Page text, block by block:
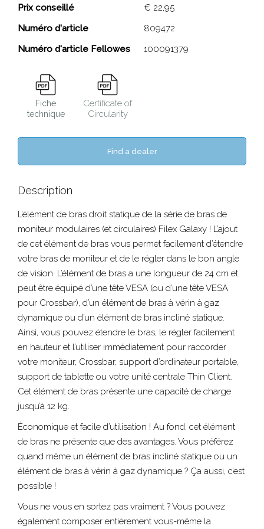
Galaxy
Prix conseillé
€ 22,95
Numéro d'article
809472
Numéro d'article Fellowes
100091379
Fiche
technique
Certificate of
Circularity
Find a dealer
Description
L’élément de bras droit statique de la série de bras de
moniteur modulaires (et circulaires) Filex Galaxy ! L’ajout
de cet élément de bras vous permet facilement d’étendre
votre bras de moniteur et de le régler dans le bon angle
de vision. L’élément de bras a une longueur de 24 cm et
peut être équipé d’une tête VESA (ou d’une tête VESA
pour Crossbar), d’un élément de bras à vérin à gaz
dynamique ou d’un élément de bras incliné statique.
Ainsi, vous pouvez étendre le bras, le régler facilement
en hauteur et l’utiliser immédiatement pour raccorder
votre moniteur, Crossbar, support d’ordinateur portable,
support de tablette ou votre unité centrale Thin Client.
Cet élément de bras présente une capacité de charge
jusqu’à 12 kg.
Économique et facile d’utilisation ! Au fond, cet élément
de bras ne présente que des avantages. Vous préférez
quand même un élément de bras incliné statique ou un
élément de bras à vérin à gaz dynamique ? Ça aussi, c’est
possible !
Vous ne vous en sortez pas vraiment ? Vous pouvez
également composer entièrement vous-même la